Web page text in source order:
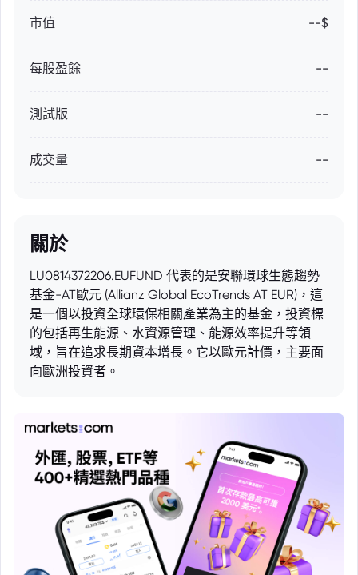
市值 --$
每股盈餘 --
測試版 --
成交量 --
關於
LU0814372206.EUFUND 代表的是安聯環球生態趨勢
基金-AT歐元 (Allianz Global EcoTrends AT EUR)，這
是一個以投資全球環保相關產業為主的基金，投資標
的包括再生能源、水資源管理、能源效率提升等領
域，旨在追求長期資本增長。它以歐元計價，主要面
向歐洲投資者。